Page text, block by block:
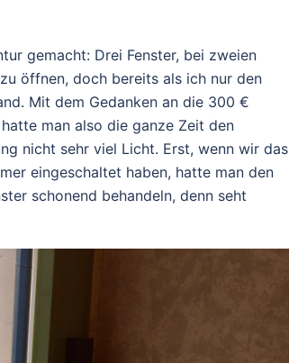
gemacht: Drei Fenster, bei zweien
öffnen, doch bereits als ich nur den
Mit dem Gedanken an die 300 €
man also die ganze Zeit den
nicht sehr viel Licht. Erst, wenn wir das
eingeschaltet haben, hatte man den
schonend behandeln, denn seht